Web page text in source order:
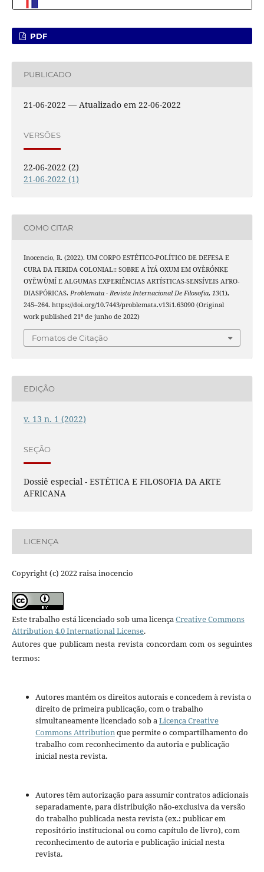
PDF
PUBLICADO
21-06-2022 — Atualizado em 22-06-2022
VERSÕES
22-06-2022 (2)
21-06-2022 (1)
COMO CITAR
Inocencio, R. (2022). UM CORPO ESTÉTICO-POLÍTICO DE DEFESA E
CURA DA FERIDA COLONIAL:: SOBRE A ÌYÁ OXUM EM OYÈRÓNKẸ
OYĚWÙMÍ E ALGUMAS EXPERIÊNCIAS ARTÍSTICAS-SENSÍVEIS AFRO-
DIASPÓRICAS. Problemata - Revista Internacional De Filosofia, 13(1),
245–264. https://doi.org/10.7443/problemata.v13i1.63090 (Original
work published 21º de junho de 2022)
Fomatos de Citação
EDIÇÃO
v. 13 n. 1 (2022)
SEÇÃO
Dossiê especial - ESTÉTICA E FILOSOFIA DA ARTE
AFRICANA
LICENÇA
Copyright (c) 2022 raisa inocencio
Este trabalho está licenciado sob uma licençaCreative Commons
Attribution 4.0 International License.
Autores que publicam nesta revista concordam com os seguintes
termos:
Autores mantém os direitos autorais e concedem à revista o
direito de primeira publicação, com o trabalho
simultaneamente licenciado sob aLicença Creative
Commons Attributionque permite o compartilhamento do
trabalho com reconhecimento da autoria e publicação
inicial nesta revista.
Autores têm autorização para assumir contratos adicionais
separadamente, para distribuição não-exclusiva da versão
do trabalho publicada nesta revista (ex.: publicar em
repositório institucional ou como capítulo de livro), com
reconhecimento de autoria e publicação inicial nesta
revista.